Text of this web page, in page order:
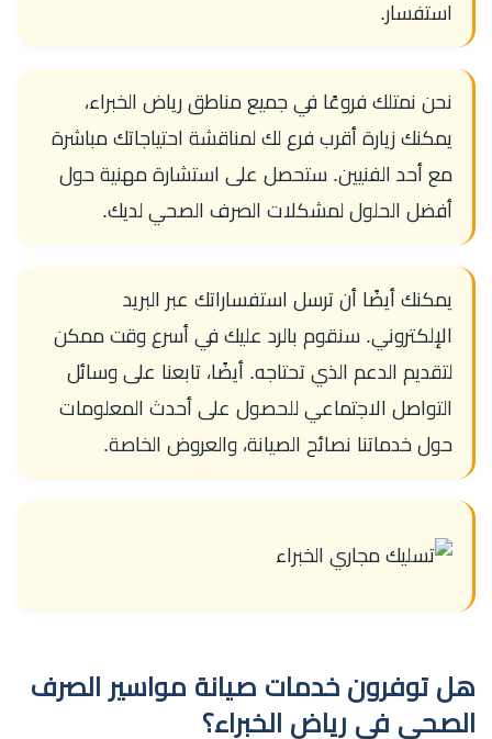
استفسار.
نحن نمتلك فروعًا في جميع مناطق رياض الخبراء،
يمكنك زيارة أقرب فرع لك لمناقشة احتياجاتك مباشرة
مع أحد الفنيين. ستحصل على استشارة مهنية حول
أفضل الحلول لمشكلات الصرف الصحي لديك.
يمكنك أيضًا أن ترسل استفساراتك عبر البريد
الإلكتروني. سنقوم بالرد عليك في أسرع وقت ممكن
لتقديم الدعم الذي تحتاجه. أيضًا، تابعنا على وسائل
التواصل الاجتماعي للحصول على أحدث المعلومات
حول خدماتنا نصائح الصيانة، والعروض الخاصة.
هل توفرون خدمات صيانة مواسير الصرف
الصحي في رياض الخبراء؟